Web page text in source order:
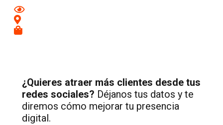
¿Quieres atraer más clientes desde tus
redes sociales? Déjanos tus datos y te
diremos cómo mejorar tu presencia
digital.